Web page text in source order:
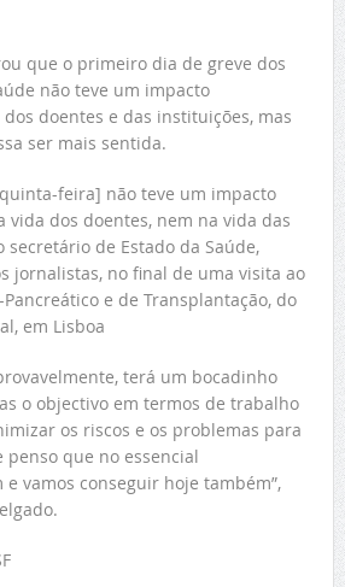
que o primeiro dia de greve dos
não teve um impacto
doentes e das instituições, mas
ser mais sentida.
feira] não teve um impacto
vida dos doentes, nem na vida das
secretário de Estado da Saúde,
jornalistas, no final de uma visita ao
e de Transplantação, do
em Lisboa
terá um bocadinho
o objectivo em termos de trabalho
os riscos e os problemas para
penso que no essencial
vamos conseguir hoje também”,